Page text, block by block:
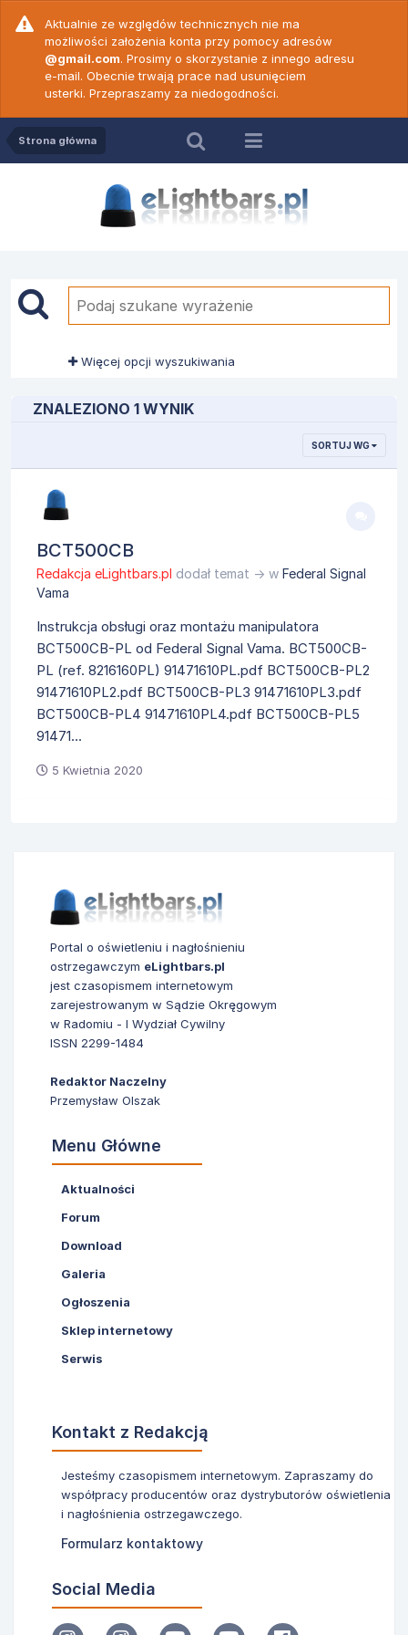
Aktualnie ze względów technicznych nie ma
możliwości założenia konta przy pomocy adresów
@gmail.com. Prosimy o skorzystanie z innego adresu
e-mail. Obecnie trwają prace nad usunięciem
usterki. Przepraszamy za niedogodności.
Strona główna
Więcej opcji wyszukiwania
ZNALEZIONO 1 WYNIK
SORTUJ WG
BCT500CB
Redakcja eLightbars.pl dodał temat → w Federal Signal
Vama
Instrukcja obsługi oraz montażu manipulatora
BCT500CB-PL od Federal Signal Vama. BCT500CB-
PL (ref. 8216160PL) 91471610PL.pdf BCT500CB-PL2
91471610PL2.pdf BCT500CB-PL3 91471610PL3.pdf
BCT500CB-PL4 91471610PL4.pdf BCT500CB-PL5
91471...
5 Kwietnia 2020
Portal o oświetleniu i nagłośnieniu
ostrzegawczym eLightbars.pl
jest czasopismem internetowym
zarejestrowanym w Sądzie Okręgowym
w Radomiu - I Wydział Cywilny
ISSN 2299-1484
Redaktor Naczelny
Przemysław Olszak
Menu Główne
Aktualności
Forum
Download
Galeria
Ogłoszenia
Sklep internetowy
Serwis
Kontakt z Redakcją
Jesteśmy czasopismem internetowym. Zapraszamy do
współpracy producentów oraz dystrybutorów oświetlenia
i nagłośnienia ostrzegawczego.
Formularz kontaktowy
Social Media